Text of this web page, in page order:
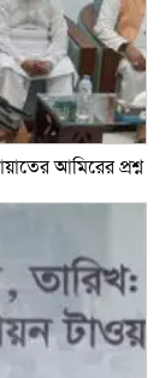
আমিরের প্রশ্ন